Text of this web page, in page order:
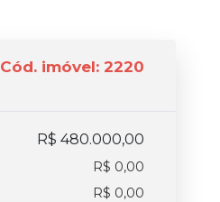
Cód. imóvel: 2220
R$ 480.000,00
R$ 0,00
R$ 0,00